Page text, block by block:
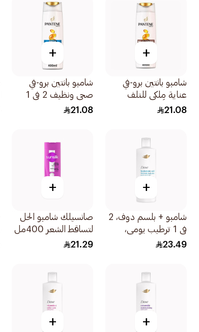
+
شامبو بانتين برو-في
عناية مِلكي للتلف
400مل
21.08
+
شامبو بانتين برو-في
صحي ونظيف 2 في 1
لشعر نظيف 400مل
21.08
+
شامبو + بلسم دوف، 2
في 1 ترطيب يومي،
400مل
23.49
+
صانسيلك شامبو الحل
لتساقط الشعر 400مل
21.29
+
+